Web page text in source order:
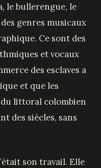
le bullerengue, le
genres musicaux
Ce sont des
et vocaux
des esclaves a
et que les
littoral colombien
des siècles, sans
son travail. Elle